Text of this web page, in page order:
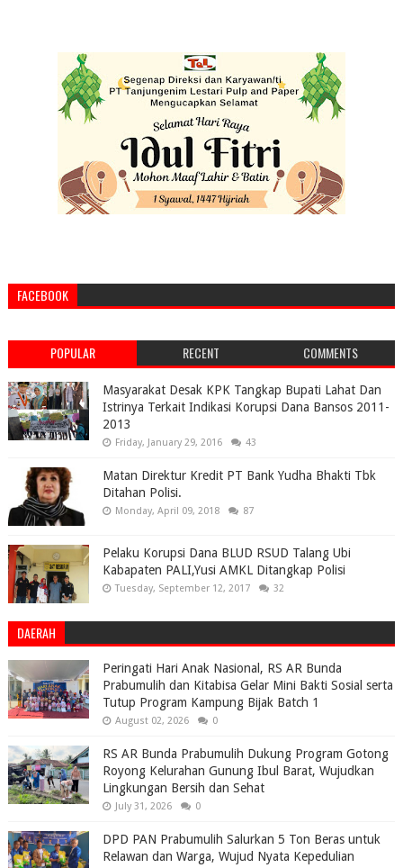
FACEBOOK
POPULAR RECENT COMMENTS
Masyarakat Desak KPK Tangkap Bupati Lahat Dan
Istrinya Terkait Indikasi Korupsi Dana Bansos 2011-
2013
Friday, January 29, 2016 43
Matan Direktur Kredit PT Bank Yudha Bhakti Tbk
Ditahan Polisi.
Monday, April 09, 2018 87
Pelaku Korupsi Dana BLUD RSUD Talang Ubi
Kabapaten PALI,Yusi AMKL Ditangkap Polisi
Tuesday, September 12, 2017 32
DAERAH
Peringati Hari Anak Nasional, RS AR Bunda
Prabumulih dan Kitabisa Gelar Mini Bakti Sosial serta
Tutup Program Kampung Bijak Batch 1
August 02, 2026 0
RS AR Bunda Prabumulih Dukung Program Gotong
Royong Kelurahan Gunung Ibul Barat, Wujudkan
Lingkungan Bersih dan Sehat
July 31, 2026 0
DPD PAN Prabumulih Salurkan 5 Ton Beras untuk
Relawan dan Warga, Wujud Nyata Kepedulian